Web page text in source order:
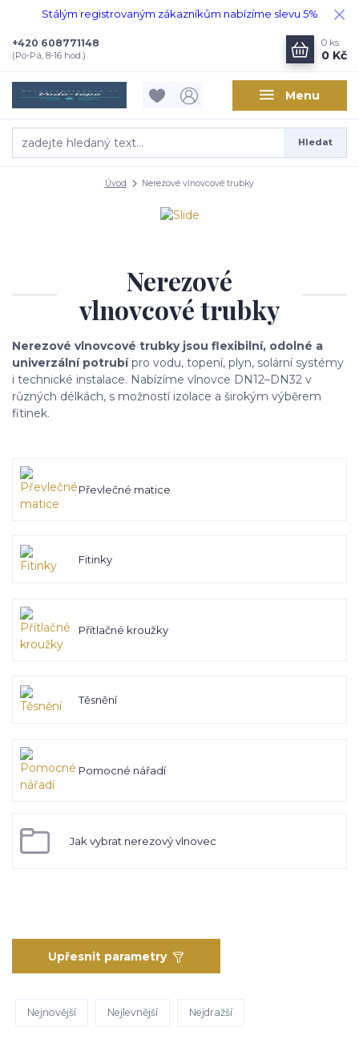
Stálým registrovaným zákazníkům nabízíme slevu 5%
Menu
Hledat
+420 608771148
(Po-Pá, 8-16 hod.)
0 ks
0 Kč
Úvod Nerezové vlnovcové trubky
Nerezové
vlnovcové trubky
Nerezové vlnovcové trubky jsou flexibilní, odolné a
univerzální potrubípro vodu, topení, plyn, solární systémy
i technické instalace. Nabízíme vlnovce DN12–DN32 v
různých délkách, s možností izolace a širokým výběrem
fitinek.
Převlečné matice
Fitinky
Přítlačné kroužky
Těsnění
Pomocné nářadí
Jak vybrat nerezový vlnovec
Upřesnit parametry
Nejnovější Nejlevnější Nejdražší